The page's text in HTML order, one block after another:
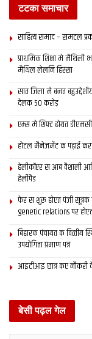
टटका समाचार
साहित्य समाद – समटल
प्राथमिक शि‍क्षा मे
मैथिल लेलनि हिस्सा
सात जिला मे बनत
देलक 50 करोड़
एम्स मे शिफ्ट होयत
होटल मैनेजमेंट क पढ़ाई
हेलीकॉप्टर स आब वैशाली
हेलीपैड
फेर स शुरू होएत पंजी सूत्रक
genetic relations पर
बिहारक पंचायत क
उपयोगिता प्रमाण पत्र
आइटीआइ छात्र कए नौकरी
बेसी पढ़ल गेल